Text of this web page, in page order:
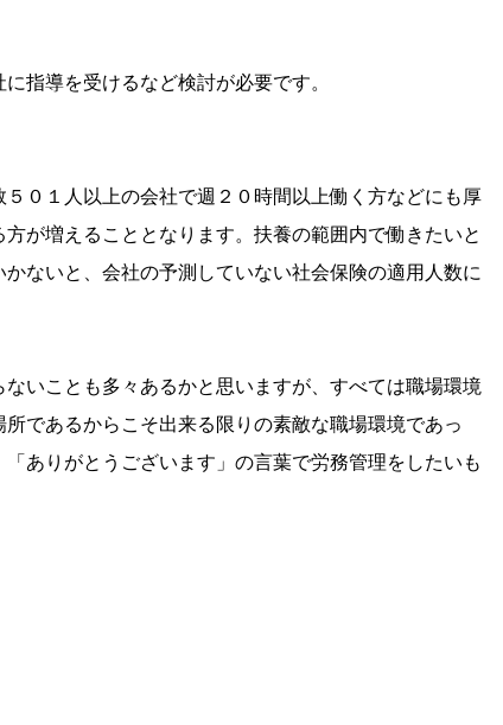
指導を受けるなど検討が必要です。
０１人以上の会社で週２０時間以上働く方などにも厚
が増えることとなります。扶養の範囲内で働きたいと
ないと、会社の予測していない社会保険の適用人数に
いことも多々あるかと思いますが、すべては職場環境
であるからこそ出来る限りの素敵な職場環境であっ
ありがとうございます」の言葉で労務管理をしたいも